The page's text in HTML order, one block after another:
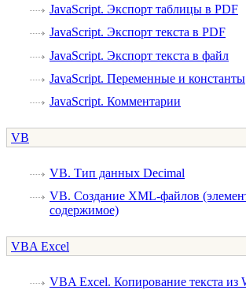
JavaScript. Экспорт таблицы в PDF
JavaScript. Экспорт текста в PDF
JavaScript. Экспорт текста в файл
JavaScript. Переменные и константы
JavaScript. Комментарии
VB
VB. Тип данных Decimal
VB. Создание XML-файлов
содержимое)
VBA Excel
VBA Excel. Копирование текста из